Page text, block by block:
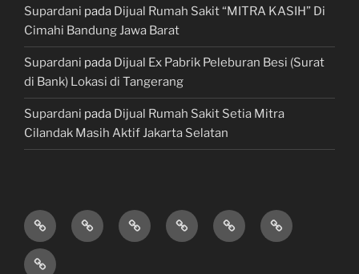
Supardani pada Dijual Rumah Sakit “MITRA KASIH” Di
Cimahi Bandung Jawa Barat
Supardani pada Dijual Ex Pabrik Peleburan Besi (Surat
di Bank) Lokasi di Tangerang
Supardani pada Dijual Rumah Sakit Setia Mitra
Cilandak Masih Aktif Jakarta Selatan
TANAH
DIJUAL
RUMAH
DIJUAL
HOTEL
&
LAHAN
/
KONSULTAN
PROPERTY
JUAL,
BELI
JASA